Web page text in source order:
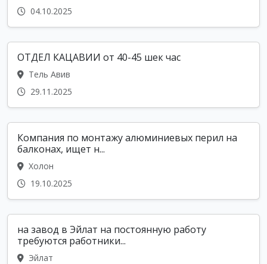
04.10.2025
ОТДЕЛ КАЦАВИИ от 40-45 шек час
Тель Авив
29.11.2025
Компания по монтажу алюминиевых перил на
балконах, ищет н...
Холон
19.10.2025
на завод в Эйлат на постоянную работу
требуются работники...
Эйлат